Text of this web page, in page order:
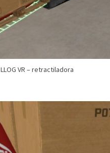
LLOG VR – retractiladora